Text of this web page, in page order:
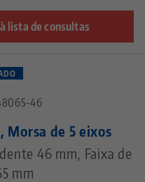
lista de consultas
46
Morsa de 5 eixos
46 mm, Faixa de
mm